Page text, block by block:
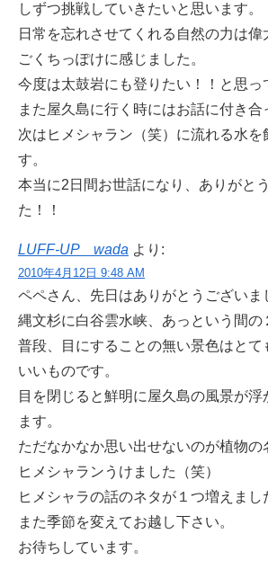
しずつ挑戦していきたいと思います。
日常を忘れさせてくれる自然の力は偉
ごくちっぽけに感じました。
今度は太鼓岩にも登りたい！！と思っ
また屋久島に行く時にはお話に付き
次はヒメシャラン（笑）に流れる水を
す。
本当に2日間お世話になり、ありがと
た！！
LUFF-UP wada より:
2010年4月12日 9:48 AM
ペペさん、先日はありがとうございま
縄文杉に白谷雲水峡、あっという間の
普段、目にすることの無い景色はとて
いいものです。
目を閉じると鮮明に屋久島の風景が浮
ます。
ただなかなか思い出せないのが植物の
ヒメシャランうけました（笑）
ヒメシャラの話のネタが１つ増えまし
また季節を変えてお越し下さい。
お待ちしています。